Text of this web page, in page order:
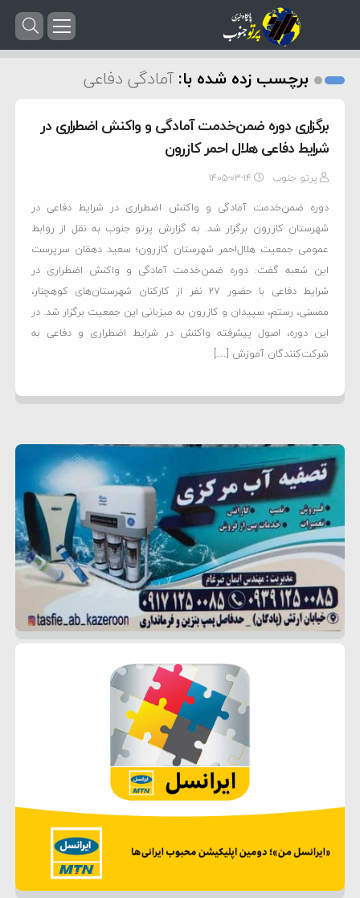
برچسب زده شده با: آمادگی دفاعی
برگزاری دوره ضمن‌خدمت آمادگی و واکنش اضطراری در
شرایط دفاعی هلال احمر کازرون
پرتو جنوب ۱۴۰۵-۰۳-۱۴
دوره ضمن‌خدمت آمادگی و واکنش اضطراری در شرایط دفاعی در
شهرستان کازرون برگزار شد. به گزارش پرتو جنوب به نقل از روابط
عمومی جمعیت هلال‌احمر شهرستان کازرون؛ سعید دهقان سرپرست
این شعبه گفت: دوره ضمن‌خدمت آمادگی و واکنش اضطراری در
شرایط دفاعی با حضور ۲۷ نفر از کارکنان شهرستان‌های کوهچنار،
ممسنی، رستم، سپیدان و کازرون به میزبانی این جمعیت برگزار شد. در
این دوره، اصول پیشرفته واکنش در شرایط اضطراری و دفاعی به
شرکت‌کنندگان آموزش […]